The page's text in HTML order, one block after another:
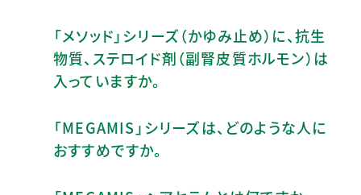
「メソッド」シリーズ（かゆみ止め）に、抗生
物質、ステロイド剤（副腎皮質ホルモン）は
入っていますか。
「MEGAMIS」シリーズは、どのような人に
おすすめですか。